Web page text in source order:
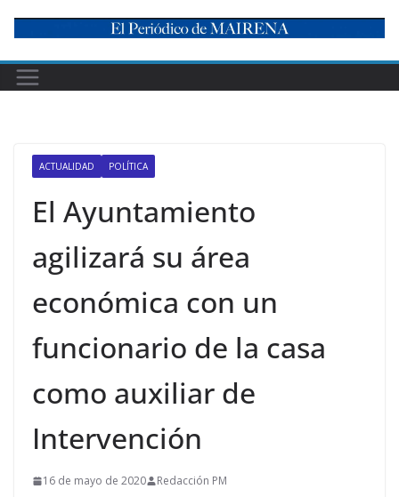
content
ACTUALIDAD POLÍTICA
El Ayuntamiento
agilizará su área
económica con un
funcionario de la casa
como auxiliar de
Intervención
16 de mayo de 2020 Redacción PM